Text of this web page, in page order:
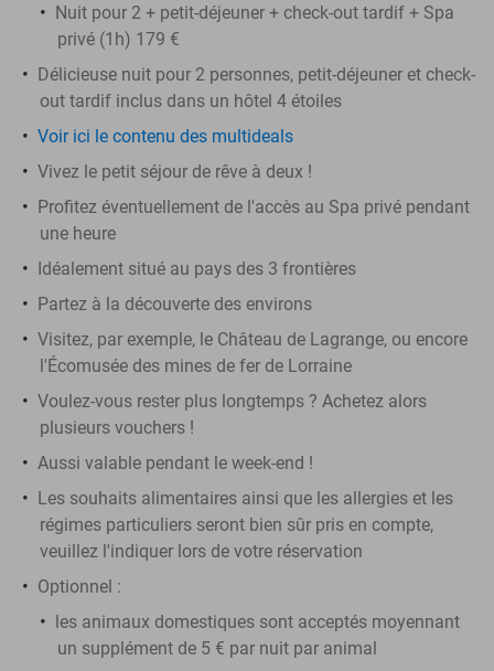
Nuit pour 2 + petit-déjeuner + check-out tardif + Spa
privé (1h) 179 €
Délicieuse nuit pour 2 personnes, petit-déjeuner et check-
out tardif inclus dans un hôtel 4 étoiles
Voir ici le contenu des multideals
Vivez le petit séjour de rêve à deux !
Profitez éventuellement de l'accès au Spa privé pendant
une heure
Idéalement situé au pays des 3 frontières
Partez à la découverte des environs
Visitez, par exemple, le Château de Lagrange, ou encore
l'Écomusée des mines de fer de Lorraine
Voulez-vous rester plus longtemps ? Achetez alors
plusieurs vouchers !
Aussi valable pendant le week-end !
Les souhaits alimentaires ainsi que les allergies et les
régimes particuliers seront bien sûr pris en compte,
veuillez l'indiquer lors de votre réservation
Optionnel :
les animaux domestiques sont acceptés moyennant
un supplément de 5 € par nuit par animal